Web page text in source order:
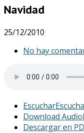
Navidad
25/12/2010
No hay
Escuchar
Download Audio
Descargar en